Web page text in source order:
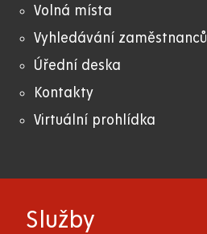
Volná místa
Vyhledávání zaměstnanců
Úřední deska
Kontakty
Virtuální prohlídka
Služby